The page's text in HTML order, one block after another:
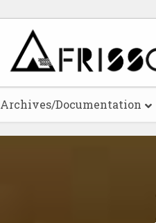
Archives/Documentation